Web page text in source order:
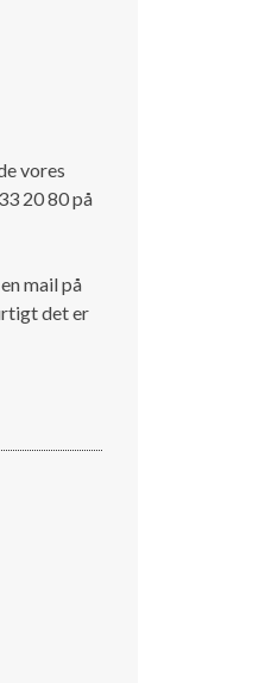
vores
20 80 på
mail på
det er